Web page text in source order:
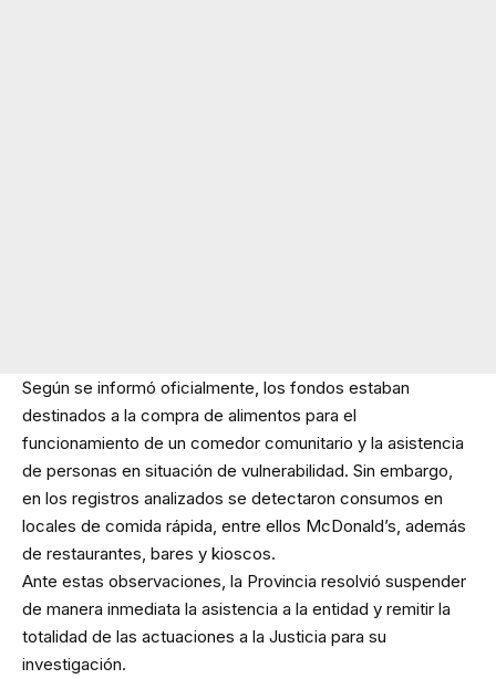
Según se informó oficialmente, los fondos estaban
destinados a la compra de alimentos para el
funcionamiento de un comedor comunitario y la asistencia
de personas en situación de vulnerabilidad. Sin embargo,
en los registros analizados se detectaron consumos en
locales de comida rápida, entre ellos McDonald’s, además
de restaurantes, bares y kioscos.
Ante estas observaciones, la Provincia resolvió suspender
de manera inmediata la asistencia a la entidad y remitir la
totalidad de las actuaciones a la Justicia para su
investigación.